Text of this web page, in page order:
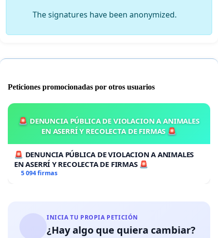
The signatures have been anonymized.
Peticiones promocionadas por otros usuarios
🚨 DENUNCIA PÚBLICA DE VIOLACION A ANIMALES
EN ASERRÍ Y RECOLECTA DE FIRMAS 🚨
🚨 DENUNCIA PÚBLICA DE VIOLACION A ANIMALES
EN ASERRÍ Y RECOLECTA DE FIRMAS 🚨
5 094 firmas
INICIA TU PROPIA PETICIÓN
¿Hay algo que quiera cambiar?